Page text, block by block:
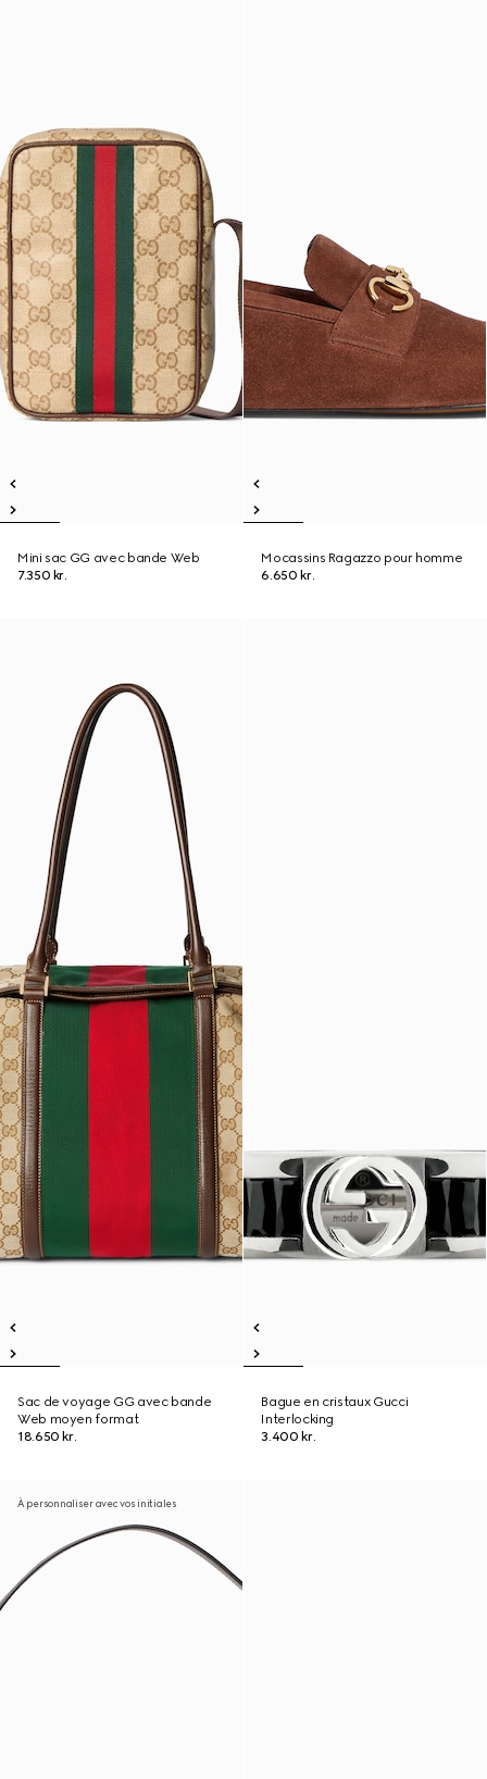
Mini sac GG avec bande Web
7.350 kr.
Mocassins Ragazzo pour homme
6.650 kr.
Sac de voyage GG avec bande
Web moyen format
18.650 kr.
Bague en cristaux Gucci
Interlocking
3.400 kr.
À personnaliser avec vos initiales